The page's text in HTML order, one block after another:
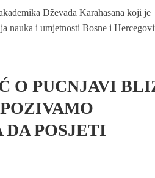
Dževada Karahasana koji je
nauka i umjetnosti Bosne i
O PUCNJAVI
POSJETI